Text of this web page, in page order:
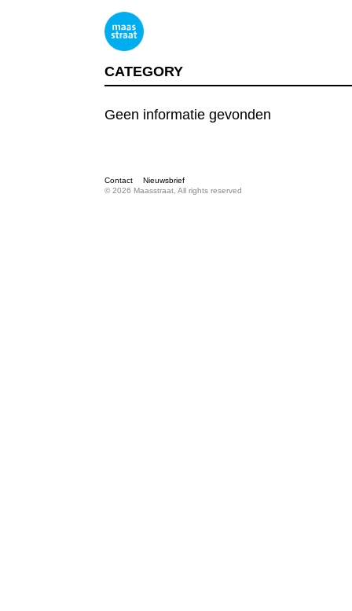
CATEGORY
Geen informatie gevonden
Contact
Nieuwsbrief
© 2026 Maasstraat, All rights reserved